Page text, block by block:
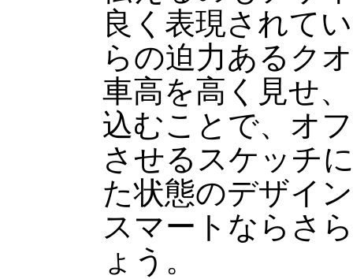
良く表現されて
らの迫力あるク
車高を高く見せ
込むことで、オ
させるスケッチ
た状態のデザイ
スマートならさ
ょう。